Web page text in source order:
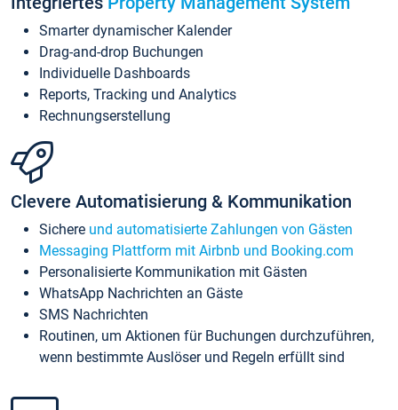
Smarter dynamischer Kalender
Drag-and-drop Buchungen
Individuelle Dashboards
Reports, Tracking und Analytics
Rechnungserstellung
Clevere Automatisierung & Kommunikation
Sichere und automatisierte Zahlungen von Gästen
Messaging Plattform mit Airbnb und Booking.com
Personalisierte Kommunikation mit Gästen
WhatsApp Nachrichten an Gäste
SMS Nachrichten
Routinen, um Aktionen für Buchungen durchzuführen,
wenn bestimmte Auslöser und Regeln erfüllt sind